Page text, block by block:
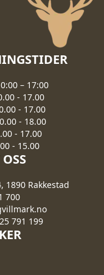
– 17:00
- 17.00
- 17.00
- 18.00
- 17.00
- 15.00
1890 Rakkestad
700
791 199